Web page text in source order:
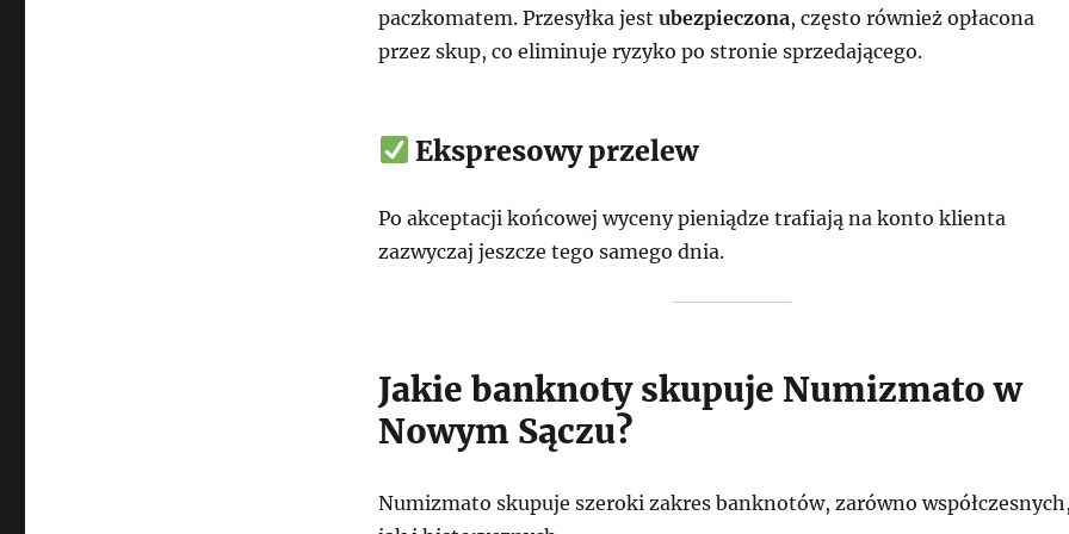
paczkomatem. Przesyłka jest ubezpieczona, często również opłacona
przez skup, co eliminuje ryzyko po stronie sprzedającego.
Ekspresowy przelew
Po akceptacji końcowej wyceny pieniądze trafiają na konto klienta
zazwyczaj jeszcze tego samego dnia.
Jakie banknoty skupuje Numizmato w
Nowym Sączu?
Numizmato skupuje szeroki zakres banknotów, zarówno